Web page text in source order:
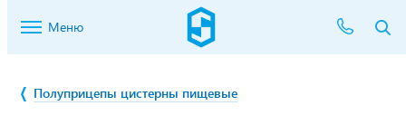
Меню
Полуприцепы цистерны пищевые